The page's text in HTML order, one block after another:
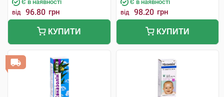
Є в наявності
від 96.80 грн
КУПИТИ
Є в наявності
від 98.20 грн
КУПИТИ